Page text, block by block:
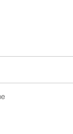
funzionamento
dell’impianto, che